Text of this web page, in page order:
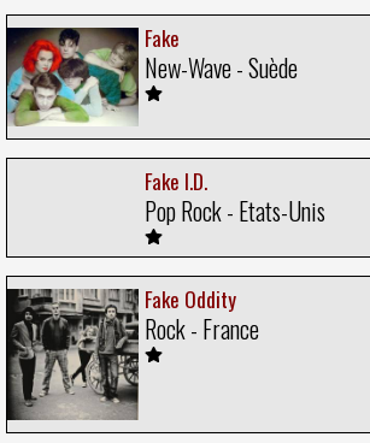
Fake
New-Wave - Suède
Fake I.D.
Pop Rock - Etats-Unis
Fake Oddity
Rock - France